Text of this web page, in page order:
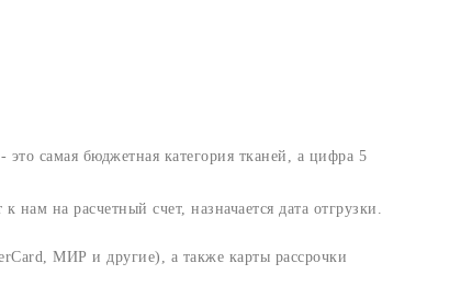
самая бюджетная категория тканей, а цифра 5
на расчетный счет, назначается дата отгрузки.
МИР и другие), а также карты рассрочки